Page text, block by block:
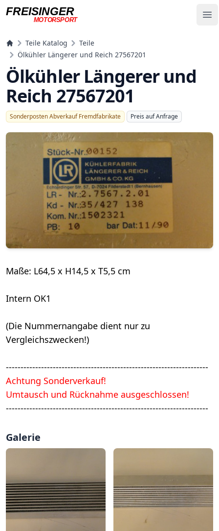
FREISINGER
MOTORSPORT
Teile Katalog
Teile
Ölkühler Längerer und Reich 27567201
Ölkühler Längerer und
Reich 27567201
Sonderposten Abverkauf Fremdfabrikate Preis auf Anfrage
Maße: L64,5 x H14,5 x T5,5 cm
Intern OK1
(Die Nummernangabe dient nur zu
Vergleichszwecken!)
---------------------------------------------------------------------
Achtung Sonderverkauf!
Umtausch und Rücknahme ausgeschlossen!
---------------------------------------------------------------------
Galerie